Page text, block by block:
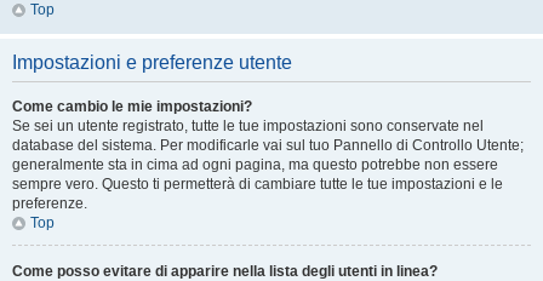
Top
Impostazioni e preferenze utente
Come cambio le mie impostazioni?
Se sei un utente registrato, tutte le tue impostazioni sono conservate nel
database del sistema. Per modificarle vai sul tuo Pannello di Controllo Utente;
generalmente sta in cima ad ogni pagina, ma questo potrebbe non essere
sempre vero. Questo ti permetterà di cambiare tutte le tue impostazioni e le
preferenze.
Top
Come posso evitare di apparire nella lista degli utenti in linea?